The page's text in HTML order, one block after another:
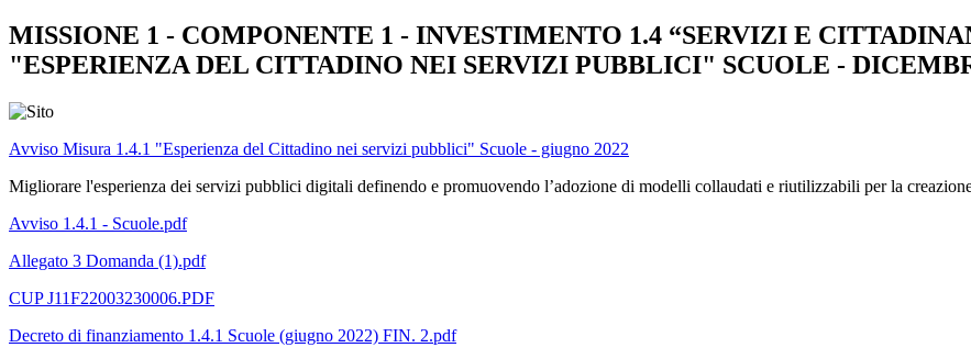
MISSIONE 1 - COMPONENTE 1 - INVESTIMENTO 1.4 “SERVIZI E
"ESPERIENZA DEL CITTADINO NEI SERVIZI PUBBLICI" SCUOLE -
Avviso Misura 1.4.1 "Esperienza del Cittadino nei servizi pubblici" Scuole - giugno 2022
Migliorare l'esperienza dei servizi pubblici digitali definendo e promuovendo l’adozione di modelli collaudati e riutilizzabili per la
Avviso 1.4.1 - Scuole.pdf
Allegato 3 Domanda (1).pdf
CUP J11F22003230006.PDF
Decreto di finanziamento 1.4.1 Scuole (giugno 2022) FIN. 2.pdf